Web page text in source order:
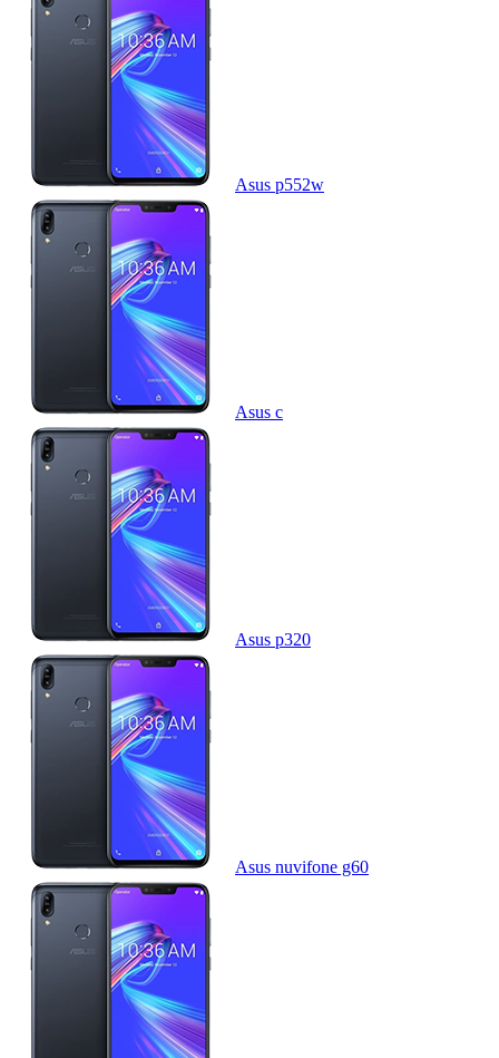
Asus p552w
Asus c
Asus p320
Asus nuvifone g60